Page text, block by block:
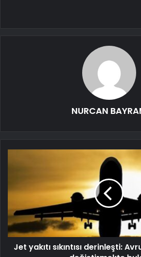
NURCAN
Jet yakıtı sıkıntısı derinleşti: